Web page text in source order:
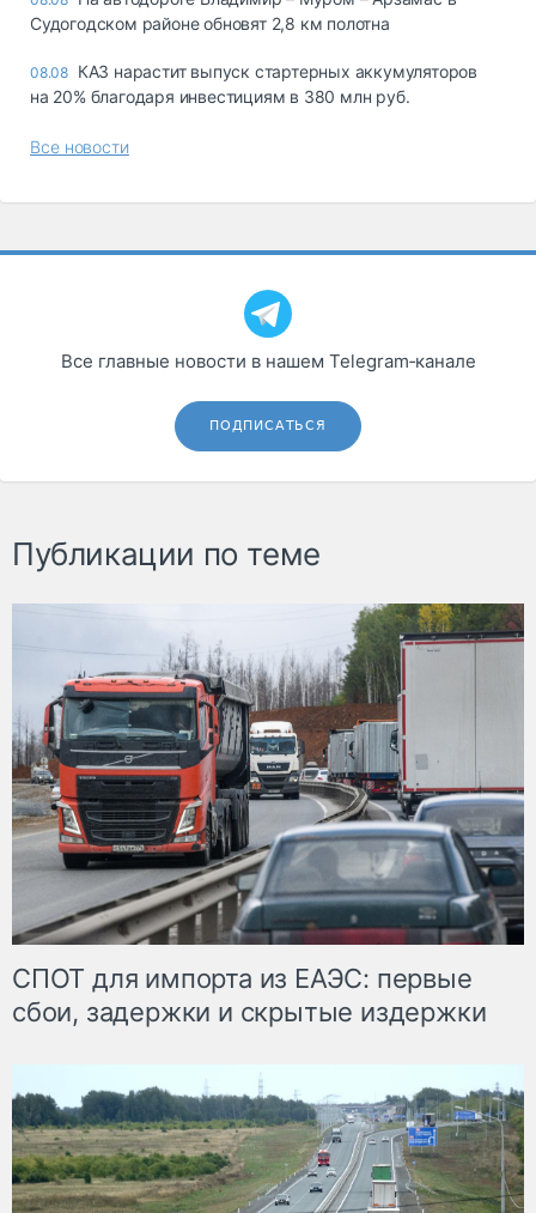
Судогодском районе обновят 2,8 км полотна
08.08 КАЗ нарастит выпуск стартерных аккумуляторов
на 20% благодаря инвестициям в 380 млн руб.
Все новости
Все главные новости в нашем Telegram‑канале
ПОДПИСАТЬСЯ
Публикации по теме
СПОТ для импорта из ЕАЭС: первые
сбои, задержки и скрытые издержки